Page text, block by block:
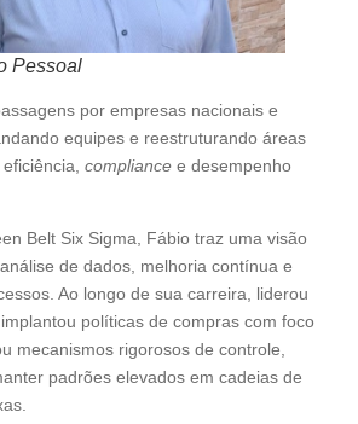
Pessoal
por empresas nacionais e
equipes e reestruturando áreas
compliance e desempenho
Belt Six Sigma, Fábio traz uma visão
de dados, melhoria contínua e
Ao longo de sua carreira, liderou
políticas de compras com foco
mecanismos rigorosos de controle,
padrões elevados em cadeias de